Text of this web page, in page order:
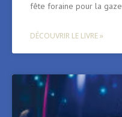
fête foraine pour la
DÉCOUVRIR LE LIVRE »